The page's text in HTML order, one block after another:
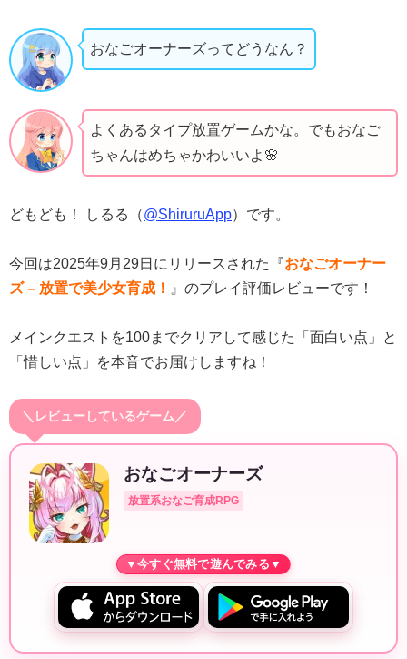
おなごオーナーズってどうなん？
よくあるタイプ放置ゲームかな。でもおなご
ちゃんはめちゃかわいいよ🌸
どもども！ しるる（@ShiruruApp）です。
今回は2025年9月29日にリリースされた『おなごオーナー
ズ – 放置で美少女育成！ 』のプレイ評価レビューです！
メインクエストを100までクリアして感じた「面白い点」と
「惜しい点」を本音でお届けしますね！
＼レビューしているゲーム／
おなごオーナーズ
放置系おなご育成RPG